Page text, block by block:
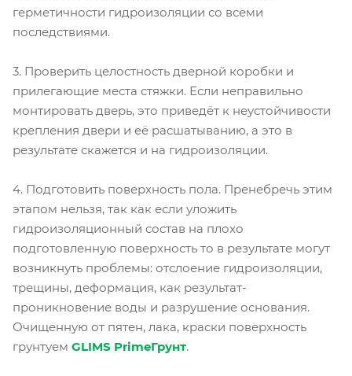
герметичности гидроизоляции со всеми
последствиями.
3. Проверить целостность дверной коробки и
прилегающие места стяжки. Если неправильно
монтировать дверь, это приведёт к неустойчивости
крепления двери и её расшатыванию, а это в
результате скажется и на гидроизоляции.
4. Подготовить поверхность пола. Пренебречь этим
этапом нельзя, так как если уложить
гидроизоляционный состав на плохо
подготовленную поверхность то в результате могут
возникнуть проблемы: отслоение гидроизоляции,
трещины, деформация, как результат-
проникновение воды и разрушение основания.
Очищенную от пятен, лака, краски поверхность
грунтуем GLIMS PrimeГрунт.